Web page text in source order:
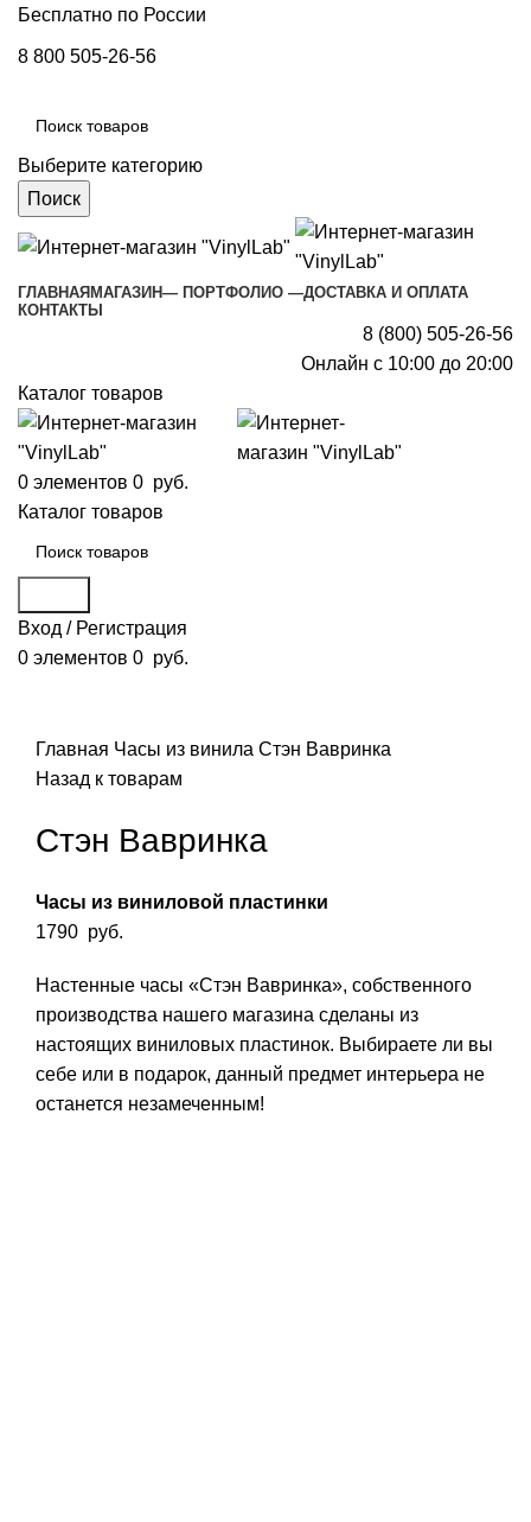
Бесплатно по России
8 800 505-26-56
Выберите категорию
Поиск
ГЛАВНАЯ МАГАЗИН— ПОРТФОЛИО —ДОСТАВКА И ОПЛАТА
КОНТАКТЫ
8 (800) 505-26-56
Онлайн с 10:00 до 20:00
Каталог товаров
0 элементов 0 руб.
Каталог товаров
Вход / Регистрация
0 элементов 0 руб.
Главная Часы из винила Стэн Вавринка
Назад к товарам
Стэн Вавринка
Часы из виниловой пластинки
1790 руб.
Настенные часы «Стэн Вавринка», собственного
производства нашего магазина сделаны из
настоящих виниловых пластинок. Выбираете ли вы
себе или в подарок, данный предмет интерьера не
останется незамеченным!